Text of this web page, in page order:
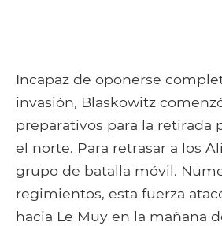
Incapaz de oponerse
invasión, Blaskowitz
preparativos para la retirada
el norte. Para retrasar a los
grupo de batalla móvil.
regimientos, esta fuerza
hacia Le Muy en la mañana